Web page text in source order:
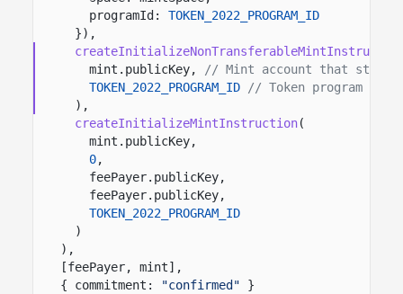
programId:
TOKEN_2022_PROGRAM_ID
}),
mint.publicKey,
// Mint account that stores
TOKEN_2022_PROGRAM_ID
// Token program
),
createInitializeMintInstruction(
mint.publicKey,
0,
feePayer.publicKey,
feePayer.publicKey,
TOKEN_2022_PROGRAM_ID
)
),
[feePayer, mint],
{ commitment:
"confirmed"
}